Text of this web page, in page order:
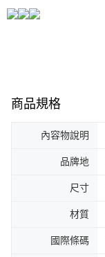
商品規格
內容物說明
品牌地
尺寸
材質
國際條碼